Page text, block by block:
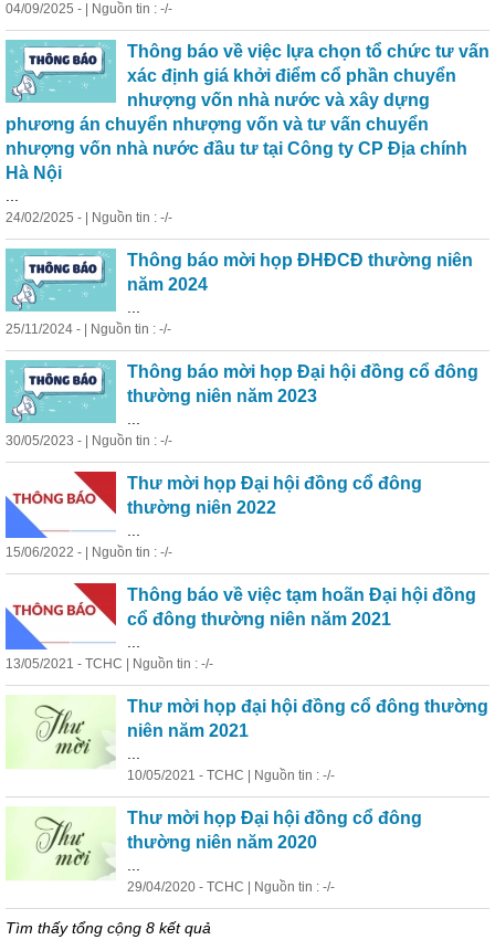
04/09/2025 - | Nguồn tin : -/-
Thông báo về việc lựa chọn tổ chức tư vấn
xác định giá khởi điểm cổ phần chuyển
nhượng vốn nhà nước và xây dựng
phương án chuyển nhượng vốn và tư vấn chuyển
nhượng vốn nhà nước đầu tư tại Công ty CP Địa chính
Hà Nội
24/02/2025 - | Nguồn tin : -/-
Thông báo mời họp ĐHĐCĐ thường niên
năm 2024
25/11/2024 - | Nguồn tin : -/-
Thông báo mời họp Đại hội đồng cổ đông
thường niên năm 2023
30/05/2023 - | Nguồn tin : -/-
Thư mời họp Đại hội đồng cổ đông
thường niên 2022
15/06/2022 - | Nguồn tin : -/-
Thông báo về việc tạm hoãn Đại hội đồng
cổ đông thường niên năm 2021
13/05/2021 - TCHC | Nguồn tin : -/-
Thư mời họp đại hội đồng cổ đông thường
niên năm 2021
10/05/2021 - TCHC | Nguồn tin : -/-
Thư mời họp Đại hội đồng cổ đông
thường niên năm 2020
29/04/2020 - TCHC | Nguồn tin : -/-
Tìm thấy tổng cộng 8 kết quả